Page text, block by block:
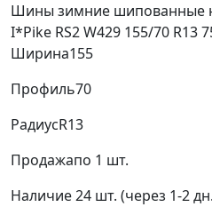
Шины зимние шипованные
I*Pike RS2 W429 155/70 R13
Ширина155
Профиль70
РадиусR13
Продажапо 1 шт.
Наличие24 шт. (через 1-2